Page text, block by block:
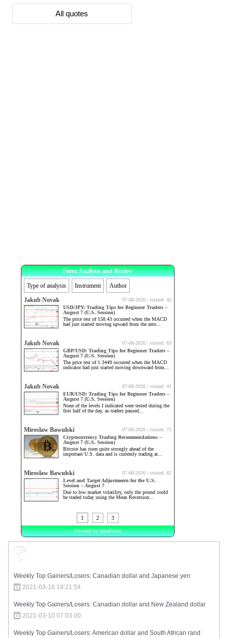
Weekly Top Gainers/Losers: Canadian dollar and Japanese yen
2021-03-18 19:21:54
Weekly Top Gainers/Losers: Canadian dollar and New Zealand dollar
2021-03-10 07:03:00
Weekly Top Gainers/Losers: American dollar and South African rand